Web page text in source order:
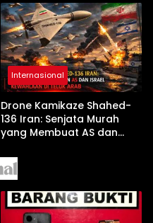
Pembekalan Latihan Soal
Tanpa Internet
Internasional
Drone Kamikaze Shahed-
136 Iran: Senjata Murah
yang Membuat AS dan
Arab